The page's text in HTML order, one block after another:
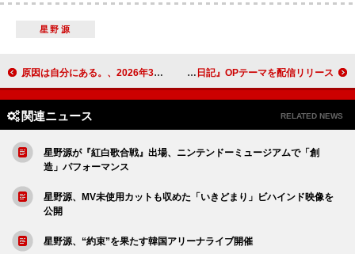
星野源
原因は自分にある。、2026年3月に新作EP『文藝解体新書』をリリース 春ツアー開催も決定 TOMOO、アニメ『違国日記』OPテーマを配信リリース
関連ニュース RELATED NEWS
星野源が『紅白歌合戦』出場、ニンテンドーミュージアムで「創
造」パフォーマンス
星野源、MV未使用カットも収めた「いきどまり」ビハインド映像を
公開
星野源、“約束”を果たす韓国アリーナライブ開催